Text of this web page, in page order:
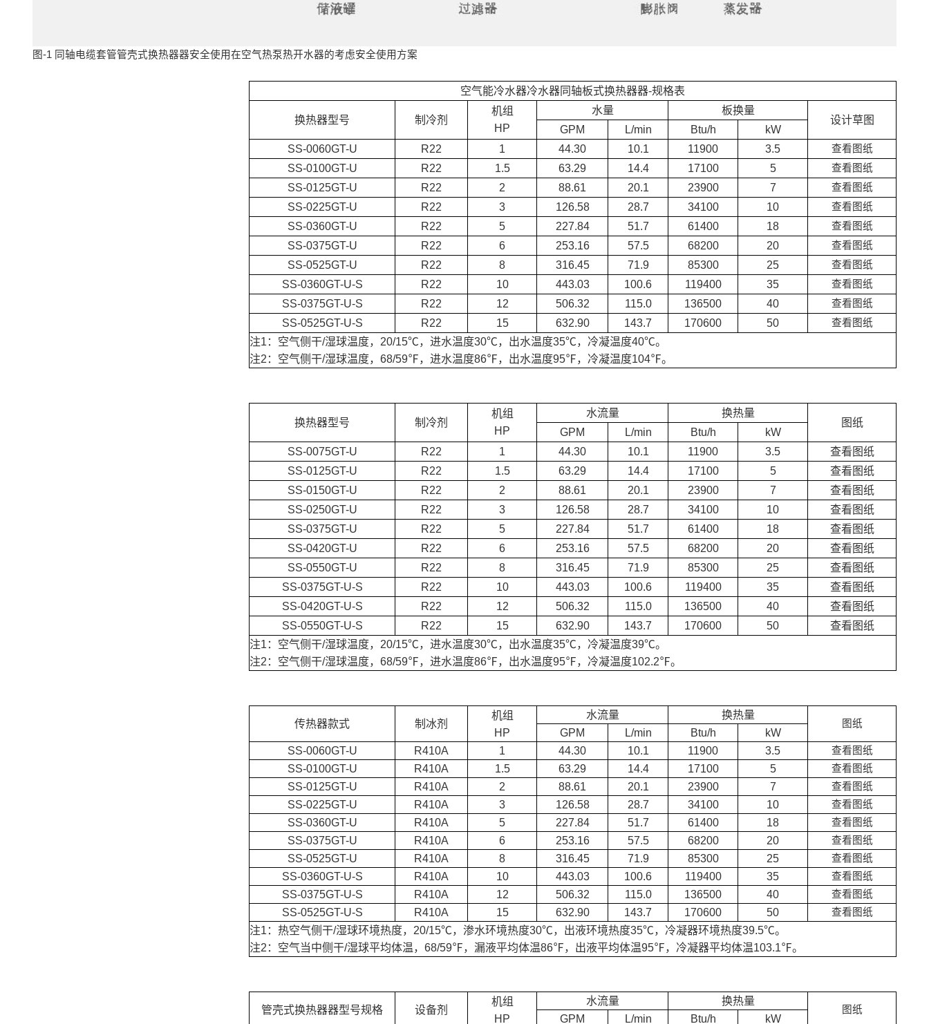
图-1 同轴电缆套管管壳式换热器器安全使用在空气热泵热开水器的考虑安全使用方案
空气能冷水器冷水器同轴板式换热器器-规格表
换热器型号 制冷剂
机组
HP
水量
板换量
设计草图
GPM
L/min Btu/h
kW
SS-0060GT-U
R22 1 44.30 10.1 11900 3.5 查看图纸
SS-0100GT-U R22 1.5 63.29 14.4 17100 5 查看图纸
SS-0125GT-U R22 2 88.61 20.1 23900 7 查看图纸
SS-0225GT-U R22 3 126.58 28.7 34100 10 查看图纸
SS-0360GT-U R22 5 227.84 51.7 61400 18 查看图纸
SS-0375GT-U R22 6 253.16 57.5 68200 20 查看图纸
SS-0525GT-U R22 8 316.45 71.9 85300 25 查看图纸
SS-0360GT-U-S R22 10 443.03 100.6 119400 35 查看图纸
SS-0375GT-U-S R22 12 506.32 115.0 136500 40 查看图纸
SS-0525GT-U-S R22 15 632.90 143.7 170600 50 查看图纸
注1：空气侧干/湿球温度，20/15℃，进水温度30℃，出水温度35℃，冷凝温度40℃。
注2：空气侧干/湿球温度，68/59℉，进水温度86℉，出水温度95℉，冷凝温度104℉。
换热器型号 制冷剂
机组
HP
水流量
换热量
图纸
GPM
L/min Btu/h
kW
SS-0075GT-U
R22 1 44.30 10.1 11900 3.5
查看图纸
SS-0125GT-U
R22 1.5 63.29 14.4 17100 5
查看图纸
SS-0150GT-U
R22 2 88.61 20.1 23900 7
查看图纸
SS-0250GT-U
R22 3 126.58 28.7 34100 10
查看图纸
SS-0375GT-U
R22 5 227.84 51.7 61400 18
查看图纸
SS-0420GT-U
R22 6 253.16 57.5 68200 20
查看图纸
SS-0550GT-U
R22 8 316.45 71.9 85300 25
查看图纸
SS-0375GT-U-S
R22 10 443.03 100.6 119400 35
查看图纸
SS-0420GT-U-S
R22 12 506.32 115.0 136500 40
查看图纸
SS-0550GT-U-S
R22 15 632.90 143.7 170600 50
查看图纸
注1：空气侧干/湿球温度，20/15℃，进水温度30℃，出水温度35℃，冷凝温度39℃。
注2：空气侧干/湿球温度，68/59℉，进水温度86℉，出水温度95℉，冷凝温度102.2℉。
传热器款式 制冰剂
机组
HP
水流量 换热量
图纸
GPM L/min Btu/h
kW
SS-0060GT-U
R410A 1 44.30 10.1 11900 3.5 查看图纸
SS-0100GT-U R410A 1.5 63.29 14.4 17100 5 查看图纸
SS-0125GT-U R410A 2 88.61 20.1 23900 7 查看图纸
SS-0225GT-U R410A 3 126.58 28.7 34100 10 查看图纸
SS-0360GT-U R410A 5 227.84 51.7 61400 18 查看图纸
SS-0375GT-U R410A 6 253.16 57.5 68200 20 查看图纸
SS-0525GT-U R410A 8 316.45 71.9 85300 25 查看图纸
SS-0360GT-U-S R410A 10 443.03 100.6 119400 35 查看图纸
SS-0375GT-U-S R410A 12 506.32 115.0 136500 40 查看图纸
SS-0525GT-U-S R410A 15 632.90 143.7 170600 50 查看图纸
注1：热空气侧干/湿球环境热度，20/15℃，渗水环境热度30℃，出液环境热度35℃，冷凝器环境热度39.5℃。
注2：空气当中侧干/湿球平均体温，68/59℉，漏液平均体温86℉，出液平均体温95℉，冷凝器平均体温103.1℉。
管壳式换热器器型号规格 设备剂
机组
HP
水流量 换热量
图纸
GPM L/min Btu/h kW